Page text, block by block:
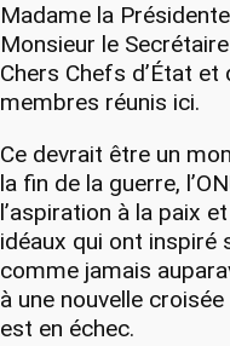
Madame la
Monsieur le
Chers Chefs d’État
membres réunis ici.
Ce devrait être un
la fin de la guerre,
l’aspiration à la paix
idéaux qui ont inspiré
comme jamais
à une nouvelle
est en échec.